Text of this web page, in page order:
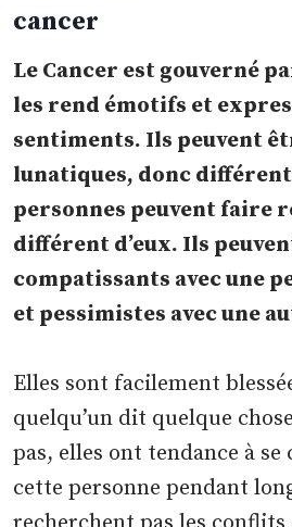
cancer
Le Cancer est gouverné
les rend émotifs et
sentiments. Ils peuvent
lunatiques, donc
personnes peuvent faire
différent d’eux. Ils
compatissants avec une
et pessimistes avec une
Elles sont facilement
quelqu’un dit quelque
pas, elles ont tendance à
cette personne pendant